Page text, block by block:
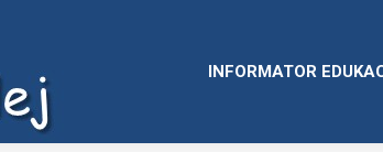
INFORMATOR